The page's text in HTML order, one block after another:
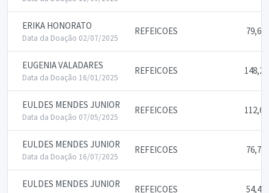
ERIKA HONORATO
Data da Doação 02/07/2025
REFEICOES 79,64
EUGENIA VALADARES
Data da Doação 16/01/2025
REFEICOES 148,26
EULDES MENDES JUNIOR
Data da Doação 07/05/2025
REFEICOES 112,69
EULDES MENDES JUNIOR
Data da Doação 16/07/2025
REFEICOES 76,73
EULDES MENDES JUNIOR REFEICOES 54,41